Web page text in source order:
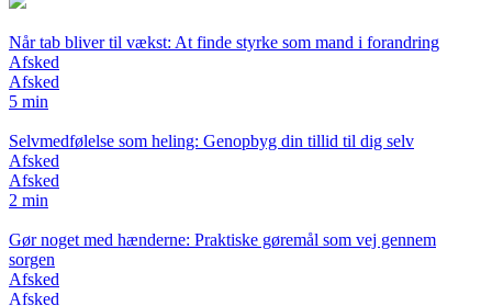
Når tab bliver til vækst: At finde styrke som mand i forandring
Afsked
Afsked
5 min
Selvmedfølelse som heling: Genopbyg din tillid til dig selv
Afsked
Afsked
2 min
Gør noget med hænderne: Praktiske gøremål som vej gennem
sorgen
Afsked
Afsked